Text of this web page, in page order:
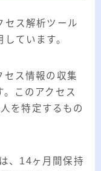
セス解析ツール
ています。
セス情報の収集
このアクセス
を特定するもの
、14ヶ月間保持